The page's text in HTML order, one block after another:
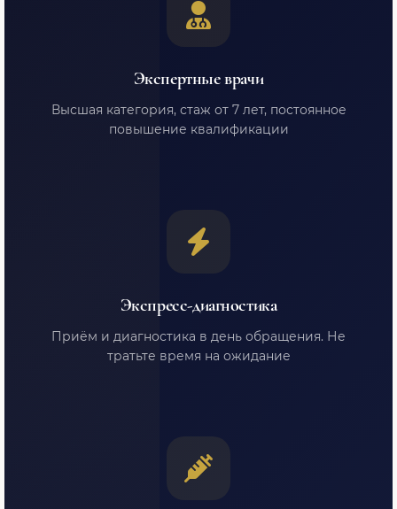
Экспертные врачи
Высшая категория, стаж от 7 лет, постоянное
повышение квалификации
Экспресс-диагностика
Приём и диагностика в день обращения. Не
тратьте время на ожидание